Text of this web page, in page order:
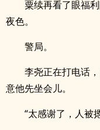
粟续再看了眼福
夜色。
警局。
李尧正在打电话
意他先坐会儿。
“太感谢了，人被